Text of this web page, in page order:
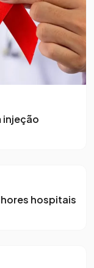
injeção
hospitais